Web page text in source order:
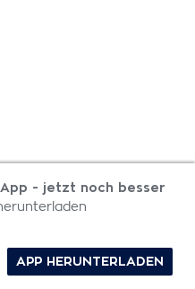
- jetzt noch besser
APP HERUNTERLADEN